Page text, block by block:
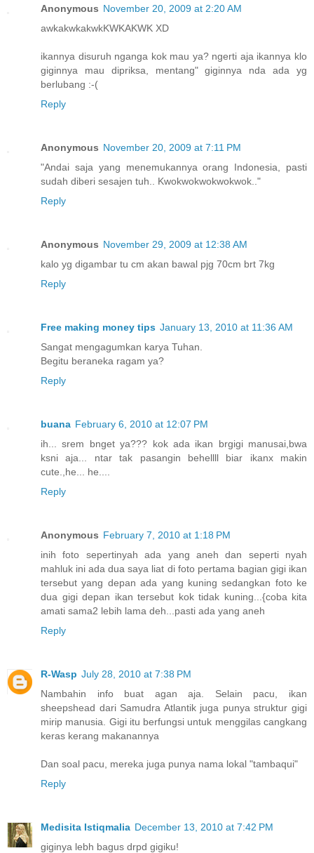
Anonymous November 20, 2009 at 2:20 AM
awkakwkakwkKWKAKWK XD
ikannya disuruh nganga kok mau ya? ngerti aja ikannya klo
giginnya mau dipriksa, mentang" giginnya nda ada yg
berlubang :-(
Reply
Anonymous November 20, 2009 at 7:11 PM
"Andai saja yang menemukannya orang Indonesia, pasti
sudah diberi sesajen tuh.. Kwokwokwokwokwok.."
Reply
Anonymous November 29, 2009 at 12:38 AM
kalo yg digambar tu cm akan bawal pjg 70cm brt 7kg
Reply
Free making money tips January 13, 2010 at 11:36 AM
Sangat mengagumkan karya Tuhan.
Begitu beraneka ragam ya?
Reply
buana February 6, 2010 at 12:07 PM
ih... srem bnget ya??? kok ada ikan brgigi manusai,bwa
ksni aja... ntar tak pasangin behellll biar ikanx makin
cute.,he... he....
Reply
Anonymous February 7, 2010 at 1:18 PM
inih foto sepertinyah ada yang aneh dan seperti nyah
mahluk ini ada dua saya liat di foto pertama bagian gigi ikan
tersebut yang depan ada yang kuning sedangkan foto ke
dua gigi depan ikan tersebut kok tidak kuning...{coba kita
amati sama2 lebih lama deh...pasti ada yang aneh
Reply
R-Wasp July 28, 2010 at 7:38 PM
Nambahin info buat agan aja. Selain pacu, ikan
sheepshead dari Samudra Atlantik juga punya struktur gigi
mirip manusia. Gigi itu berfungsi untuk menggilas cangkang
keras kerang makanannya
Dan soal pacu, mereka juga punya nama lokal "tambaqui"
Reply
Medisita Istiqmalia December 13, 2010 at 7:42 PM
giginya lebh bagus drpd gigiku!